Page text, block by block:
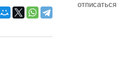
отписаться